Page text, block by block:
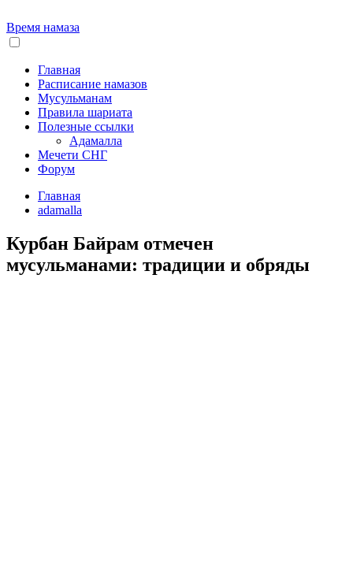
Время намаза
Главная
Расписание намазов
Мусульманам
Правила шариата
Полезные ссылки
Адамалла
Мечети СНГ
Форум
Главная
adamalla
Курбан Байрам отмечен
мусульманами: традиции и обряды